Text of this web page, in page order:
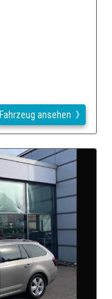
Fahrzeug ansehen